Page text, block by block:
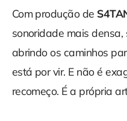
Com produção de
sonoridade mais
abrindo os caminhos
está por vir. E não é
recomeço. É a própria